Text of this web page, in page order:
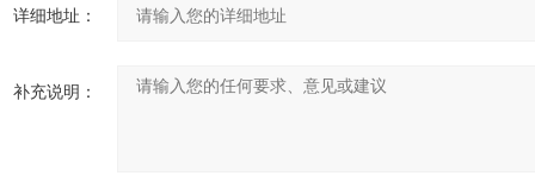
详细地址：
补充说明：